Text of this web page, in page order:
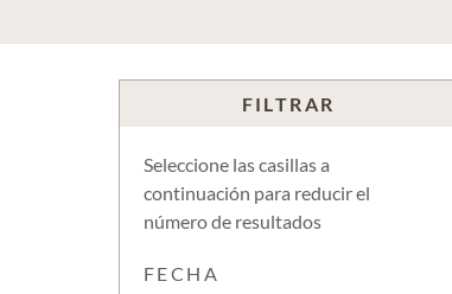
FILTRAR
Seleccione las casillas a
continuación para reducir el
número de resultados
FECHA